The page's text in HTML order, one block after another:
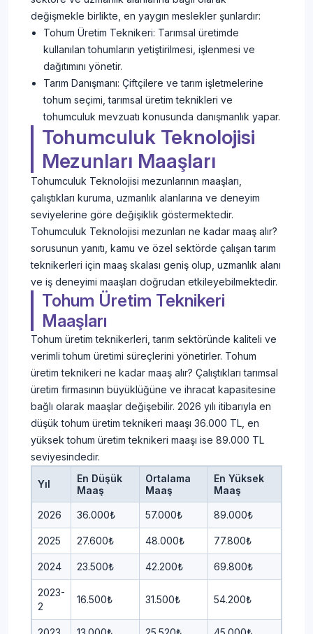
değişmekle birlikte, en yaygın meslekler şunlardır:
Tohum Üretim Teknikeri: Tarımsal üretimde
kullanılan tohumların yetiştirilmesi, işlenmesi ve
dağıtımını yönetir.
Tarım Danışmanı: Çiftçilere ve tarım işletmelerine
tohum seçimi, tarımsal üretim teknikleri ve
tohumculuk mevzuatı konusunda danışmanlık yapar.
Tohumculuk Teknolojisi
Mezunları Maaşları
Tohumculuk Teknolojisi mezunlarının maaşları,
çalıştıkları kuruma, uzmanlık alanlarına ve deneyim
seviyelerine göre değişiklik göstermektedir.
Tohumculuk Teknolojisi mezunları ne kadar maaş alır?
sorusunun yanıtı, kamu ve özel sektörde çalışan tarım
teknikerleri için maaş skalası geniş olup, uzmanlık alanı
ve iş deneyimi maaşları doğrudan etkileyebilmektedir.
Tohum Üretim Teknikeri
Maaşları
Tohum üretim teknikerleri, tarım sektöründe kaliteli ve
verimli tohum üretimi süreçlerini yönetirler. Tohum
üretim teknikeri ne kadar maaş alır? Çalıştıkları tarımsal
üretim firmasının büyüklüğüne ve ihracat kapasitesine
bağlı olarak maaşlar değişebilir. 2026 yılı itibarıyla en
düşük tohum üretim teknikeri maaşı 36.000 TL, en
yüksek tohum üretim teknikeri maaşı ise 89.000 TL
seviyesindedir.
Yıl
En Düşük
Maaş
Ortalama
Maaş
En Yüksek
Maaş
2026 36.000₺ 57.000₺ 89.000₺
2025 27.600₺ 48.000₺ 77.800₺
2024 23.500₺ 42.200₺ 69.800₺
2023-
2
16.500₺ 31.500₺ 54.200₺